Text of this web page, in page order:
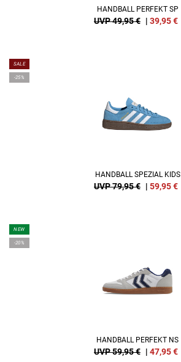
HANDBALL PERFEKT SP
UVP 49,95 € | 39,95€
SALE
-25%
HANDBALL SPEZIAL KIDS
UVP 79,95 € | 59,95€
NEW
-20%
HANDBALL PERFEKT NS
UVP 59,95 € | 47,95€